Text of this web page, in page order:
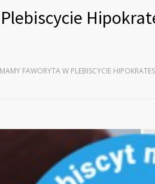
MAMY FAWORYTA W PLEBISCYCIE